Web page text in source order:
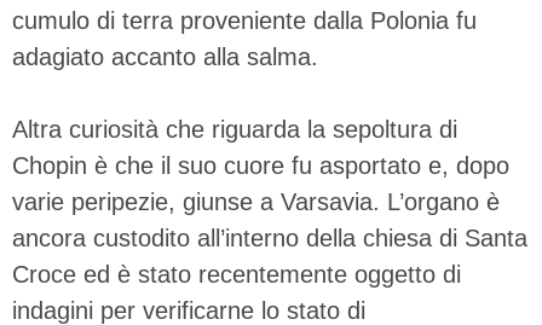
cumulo di terra proveniente dalla Polonia fu
adagiato accanto alla salma.
Altra curiosità che riguarda la sepoltura di
Chopin è che il suo cuore fu asportato e, dopo
varie peripezie, giunse a Varsavia. L’organo è
ancora custodito all’interno della chiesa di Santa
Croce ed è stato recentemente oggetto di
indagini per verificarne lo stato di